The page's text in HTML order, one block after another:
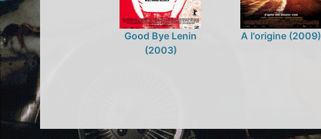
Good Bye Lenin
(2003)
A l'origine (2009)